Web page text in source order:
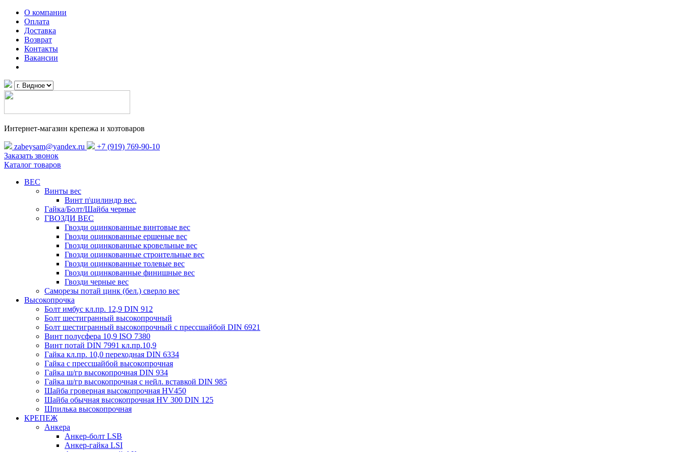
О компании
Оплата
Доставка
Возврат
Контакты
Вакансии
Интернет-магазин крепежа и хозтоваров
zabeysam@yandex.ru
+7 (919) 769-90-10
Заказать звонок
Каталог товаров
ВЕС
Винты вес
Винт п\цилиндр вес.
Гайка/Болт/Шайба черные
ГВОЗДИ ВЕС
Гвозди оцинкованные винтовые вес
Гвозди оцинкованные ершеные вес
Гвозди оцинкованные кровельные вес
Гвозди оцинкованные строительные вес
Гвозди оцинкованные толевые вес
Гвозди оцинкованные финишные вес
Гвозди черные вес
Саморезы потай цинк (бел.) сверло вес
Высокопрочка
Болт имбус кл.пр. 12,9 DIN 912
Болт шестигранный высокопрочный
Болт шестигранный высокопрочный с прессшайбой DIN 6921
Винт полусфера 10,9 ISO 7380
Винт потай DIN 7991 кл.пр.10,9
Гайка кл.пр. 10,0 переходная DIN 6334
Гайка с прессшайбой высокопрочная
Гайка ш/гр высокопрочная DIN 934
Гайка ш/гр высокопрочная с нейл. вставкой DIN 985
Шайба гроверная высокопрочная HV450
Шайба обычная высокопрочная HV 300 DIN 125
Шпилька высокопрочная
КРЕПЕЖ
Анкера
Анкер-болт LSB
Анкер-гайка LSI